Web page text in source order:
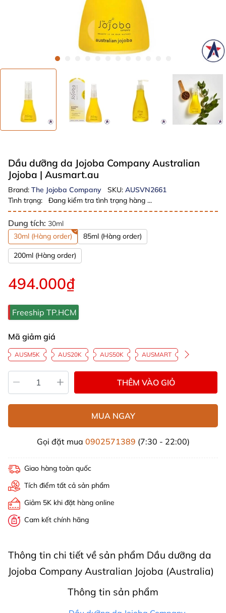
Dầu dưỡng da Jojoba Company Australian
Jojoba | Ausmart.au
Brand: The Jojoba Company SKU: AUSVN2661
Tình trạng:
Đang kiểm tra tình trạng hàng ...
Dung tích: 30ml
30ml (Hàng order)
85ml (Hàng order)
200ml (Hàng order)
494.000₫
Freeship TP.HCM
Mã giảm giá
AUSM5K AUS20K AUS50K AUSMART
THÊM VÀO GIỎ
MUA NGAY
Gọi đặt mua 0902571389 (7:30 - 22:00)
Giao hàng toàn quốc
Tích điểm tất cả sản phẩm
Giảm 5K khi đặt hàng online
Cam kết chính hãng
Thông tin chi tiết về sản phẩm Dầu dưỡng da
Jojoba Company Australian Jojoba (Australia)
Thông tin sản phẩm